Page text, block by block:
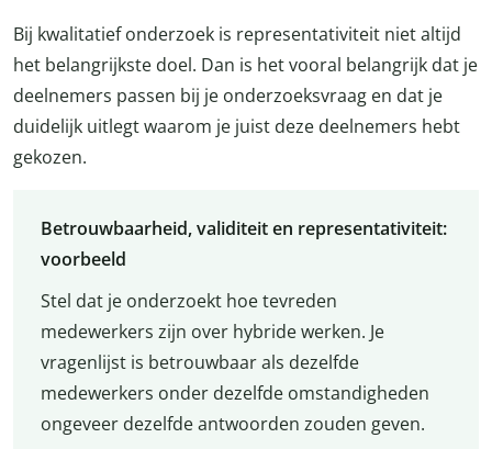
Bij kwalitatief onderzoek is representativiteit niet altijd
het belangrijkste doel. Dan is het vooral belangrijk dat je
deelnemers passen bij je onderzoeksvraag en dat je
duidelijk uitlegt waarom je juist deze deelnemers hebt
gekozen.
Betrouwbaarheid, validiteit en representativiteit:
voorbeeld
Stel dat je onderzoekt hoe tevreden
medewerkers zijn over hybride werken. Je
vragenlijst is betrouwbaar als dezelfde
medewerkers onder dezelfde omstandigheden
ongeveer dezelfde antwoorden zouden geven.